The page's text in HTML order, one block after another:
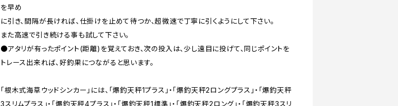
を早め
に引き、間隔が長ければ、仕掛けを止めて待つか、超微速で丁寧に引くようにして下さい。
また高速で引き続ける事も試して下さい。
●アタリが有ったポイント(距離)を覚えておき、次の投入は、少し遠目に投げて、同じポイントを
トレース出来れば、好釣果につながると思います。
「根木式海草ウッドシンカー」には、「爆釣天秤1プラス」・「爆釣天秤2ロングプラス」・「爆釣天秤
3スリムプラス」・「爆釣天秤4プラス」・「爆釣天秤1標準」・「爆釣天秤2ロング」・「爆釣天秤3スリ